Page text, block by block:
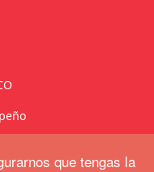
que tengas la